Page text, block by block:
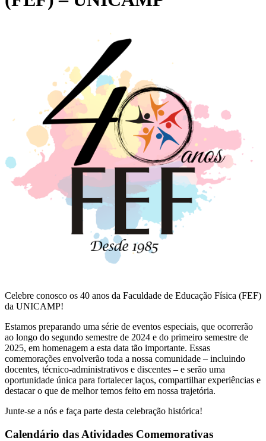
Celebre conosco os 40 anos da Faculdade de Educação Física (FEF)
da UNICAMP!
Estamos preparando uma série de eventos especiais, que ocorrerão
ao longo do segundo semestre de 2024 e do primeiro semestre de
2025, em homenagem a esta data tão importante. Essas
comemorações envolverão toda a nossa comunidade – incluindo
docentes, técnico-administrativos e discentes – e serão uma
oportunidade única para fortalecer laços, compartilhar experiências e
destacar o que de melhor temos feito em nossa trajetória.
Junte-se a nós e faça parte desta celebração histórica!
Calendário das Atividades Comemorativas